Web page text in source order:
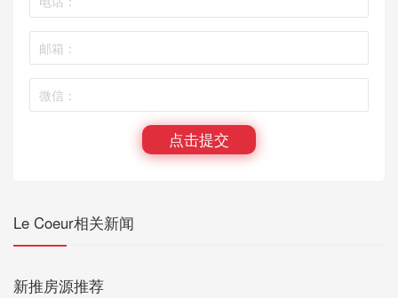
点击提交
Le Coeur相关新闻
新推房源推荐